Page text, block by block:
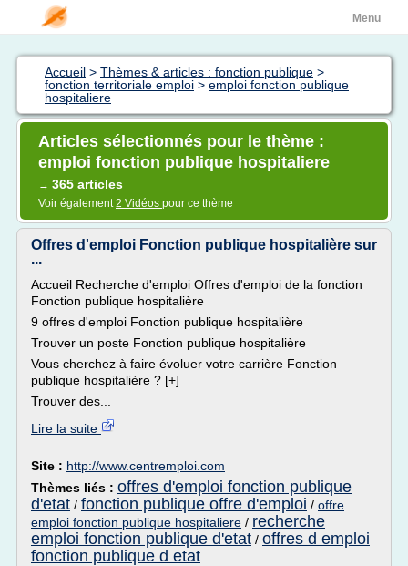
Menu
Accueil > Thèmes & articles : fonction publique >
fonction territoriale emploi > emploi fonction publique
hospitaliere
Articles sélectionnés pour le thème :
emploi fonction publique hospitaliere
→ 365 articles
Voir également2 Vidéos pour ce thème
Offres d'emploi Fonction publique hospitalière sur
...
Accueil Recherche d'emploi Offres d'emploi de la fonction
Fonction publique hospitalière
9 offres d'emploi Fonction publique hospitalière
Trouver un poste Fonction publique hospitalière
Vous cherchez à faire évoluer votre carrière Fonction
publique hospitalière ? [+]
Trouver des...
Lire la suite
Site : http://www.centremploi.com
Thèmes liés : offres d'emploi fonction publique
d'etat / fonction publique offre d'emploi / offre
emploi fonction publique hospitaliere / recherche
emploi fonction publique d'etat / offres d emploi
fonction publique d etat